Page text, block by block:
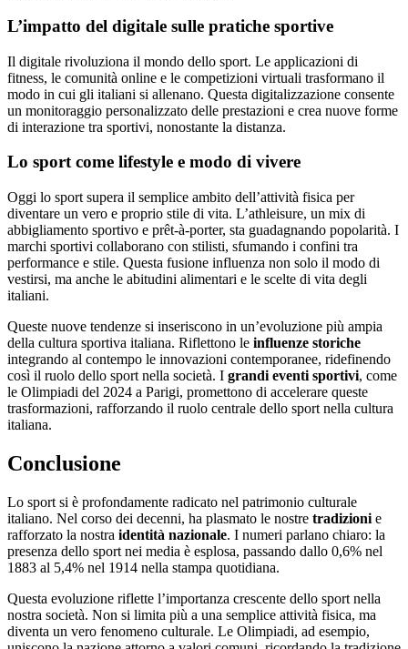
L’impatto del digitale sulle pratiche sportive
Il digitale rivoluziona il mondo dello sport. Le applicazioni di
fitness, le comunità online e le competizioni virtuali trasformano il
modo in cui gli italiani si allenano. Questa digitalizzazione consente
un monitoraggio personalizzato delle prestazioni e crea nuove forme
di interazione tra sportivi, nonostante la distanza.
Lo sport come lifestyle e modo di vivere
Oggi lo sport supera il semplice ambito dell’attività fisica per
diventare un vero e proprio stile di vita. L’athleisure, un mix di
abbigliamento sportivo e prêt-à-porter, sta guadagnando popolarità. I
marchi sportivi collaborano con stilisti, sfumando i confini tra
performance e stile. Questa fusione influenza non solo il modo di
vestirsi, ma anche le abitudini alimentari e le scelte di vita degli
italiani.
Queste nuove tendenze si inseriscono in un’evoluzione più ampia
della cultura sportiva italiana. Riflettono le influenze storiche
integrando al contempo le innovazioni contemporanee, ridefinendo
così il ruolo dello sport nella società. I grandi eventi sportivi, come
le Olimpiadi del 2024 a Parigi, promettono di accelerare queste
trasformazioni, rafforzando il ruolo centrale dello sport nella cultura
italiana.
Conclusione
Lo sport si è profondamente radicato nel patrimonio culturale
italiano. Nel corso dei decenni, ha plasmato le nostre tradizioni e
rafforzato la nostra identità nazionale. I numeri parlano chiaro: la
presenza dello sport nei media è esplosa, passando dallo 0,6% nel
1883 al 5,4% nel 1914 nella stampa quotidiana.
Questa evoluzione riflette l’importanza crescente dello sport nella
nostra società. Non si limita più a una semplice attività fisica, ma
diventa un vero fenomeno culturale. Le Olimpiadi, ad esempio,